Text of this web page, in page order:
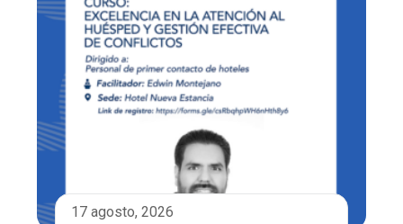
17 agosto, 2026